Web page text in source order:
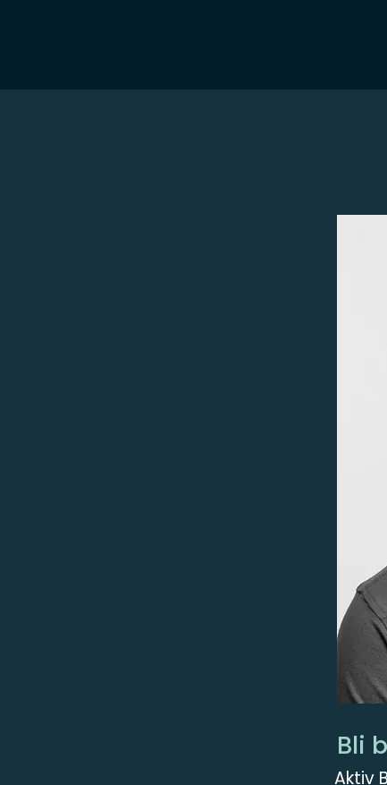
Bli
Aktiv